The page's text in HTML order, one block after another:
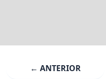
← ANTERIOR